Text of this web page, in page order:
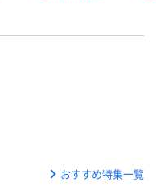
おすすめ特集一覧